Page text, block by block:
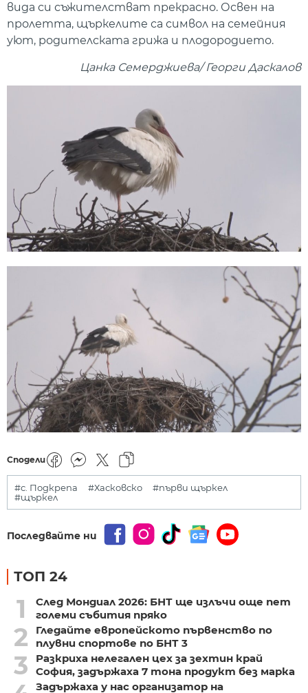
вида си съжителстват прекрасно. Освен на
пролетта, щъркелите са символ на семейния
уют, родителската грижа и плодородието.
Цанка Семерджиева/ Георги Даскалов
Сподели
#с. Подкрепа #Хасковско
#първи щъркел
#щъркел
Последвайте ни
ТОП 24
1
След Мондиал 2026: БНТ ще излъчи още пет
големи събития пряко
2
Гледайте европейското първенство по
плувни спортове по БНТ 3
3
Разкриха нелегален цех за зехтин край
София, задържаха 7 тона продукт без марка
Задържаха у нас организатор на